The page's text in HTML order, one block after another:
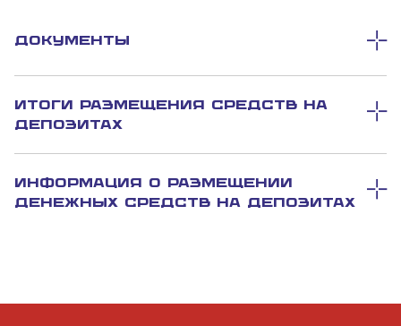
Документы
Итоги размещения средств на
депозитах
Информация о размещении
денежных средств на депозитах